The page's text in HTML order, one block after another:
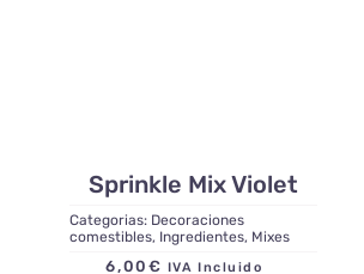
Sprinkle Mix Violet
Categorias: Decoraciones
comestibles, Ingredientes, Mixes
6,00 € IVA Incluido